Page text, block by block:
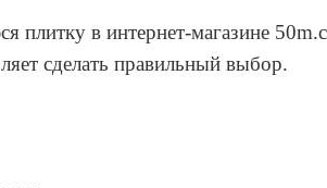
в интернет-магазине
сделать правильный выбор.